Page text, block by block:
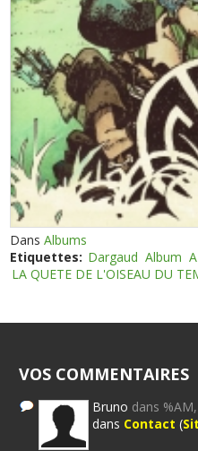
DansAlbums
Etiquettes: Dargaud Album
LA QUETE DE L'OISEAU DU
VOS COMMENTAIRES
Bruno dans
dans Contact (